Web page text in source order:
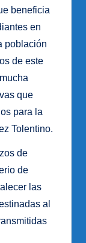
beneficia
en
población
de este
que
para la
Tolentino.
de
de
las
al